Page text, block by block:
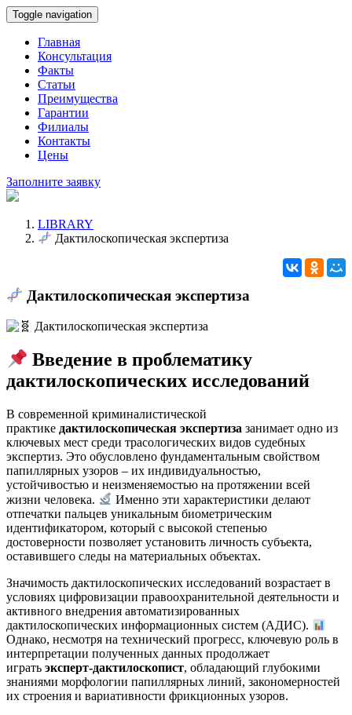
Toggle navigation
Главная
Консультация
Факты
Статьи
Преимущества
Гарантии
Филиалы
Контакты
Цены
Заполните заявку
LIBRARY
Дактилоскопическая экспертиза
Дактилоскопическая экспертиза
Введение в проблематику
дактилоскопических исследований
В современной криминалистической
практике дактилоскопическая экспертиза занимает одно из
ключевых мест среди трасологических видов судебных
экспертиз. Это обусловлено фундаментальным свойством
папиллярных узоров – их индивидуальностью,
устойчивостью и неизменяемостью на протяжении всей
жизни человека.
Именно эти характеристики делают
отпечатки пальцев уникальным биометрическим
идентификатором, который с высокой степенью
достоверности позволяет установить личность субъекта,
оставившего следы на материальных объектах.
Значимость дактилоскопических исследований возрастает в
условиях цифровизации правоохранительной деятельности и
активного внедрения автоматизированных
дактилоскопических информационных систем (АДИС).
Однако, несмотря на технический прогресс, ключевую роль в
интерпретации полученных данных продолжает
играть эксперт-дактилоскопист, обладающий глубокими
знаниями морфологии папиллярных линий, закономерностей
их строения и вариативности фрикционных узоров.